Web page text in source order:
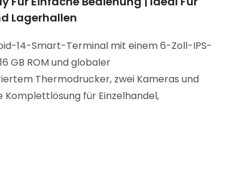
Lagerhallen
14-Smart-Terminal mit einem 6-Zoll-IPS-
GB ROM und globaler
Thermodrucker, zwei Kameras und
für Einzelhandel,